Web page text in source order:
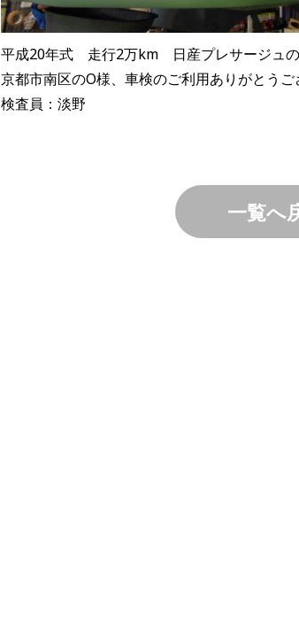
平成20年式 走行2万km 日産プレサージュの
京都市南区のO様、車検のご利用ありがとうご
検査員：淡野
一覧へ